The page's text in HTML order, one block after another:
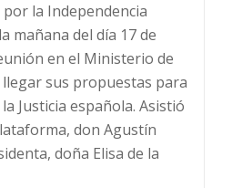
la Independencia
mañana del día 17 de
en el Ministerio de
llegar sus propuestas para
Justicia española. Asistió
don Agustín
doña Elisa de la